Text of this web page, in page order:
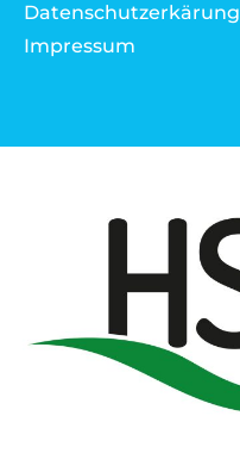
Datenschutzerkärung
Impressum